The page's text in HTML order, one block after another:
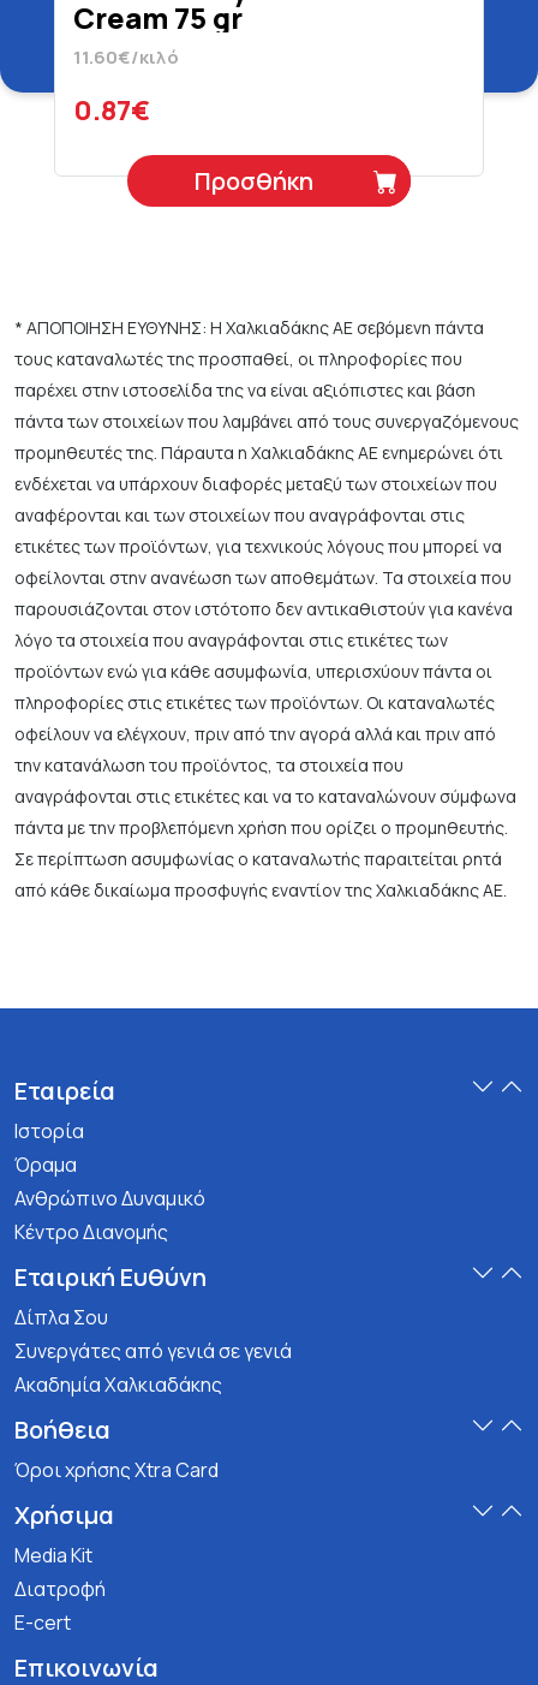
Cream 75 gr
11.60€/κιλό
0.87€
Προσθήκη
* ΑΠΟΠΟΙΗΣΗ ΕΥΘΥΝΗΣ: Η Χαλκιαδάκης ΑΕ σεβόμενη πάντα
τους καταναλωτές της προσπαθεί, οι πληροφορίες που
παρέχει στην ιστοσελίδα της να είναι αξιόπιστες και βάση
πάντα των στοιχείων που λαμβάνει από τους συνεργαζόμενους
προμηθευτές της. Πάραυτα η Χαλκιαδάκης ΑΕ ενημερώνει ότι
ενδέχεται να υπάρχουν διαφορές μεταξύ των στοιχείων που
αναφέρονται και των στοιχείων που αναγράφονται στις
ετικέτες των προϊόντων, για τεχνικούς λόγους που μπορεί να
οφείλονται στην ανανέωση των αποθεμάτων. Τα στοιχεία που
παρουσιάζονται στον ιστότοπο δεν αντικαθιστούν για κανένα
λόγο τα στοιχεία που αναγράφονται στις ετικέτες των
προϊόντων ενώ για κάθε ασυμφωνία, υπερισχύουν πάντα οι
πληροφορίες στις ετικέτες των προϊόντων. Οι καταναλωτές
οφείλουν να ελέγχουν, πριν από την αγορά αλλά και πριν από
την κατανάλωση του προϊόντος, τα στοιχεία που
αναγράφονται στις ετικέτες και να το καταναλώνουν σύμφωνα
πάντα με την προβλεπόμενη χρήση που ορίζει ο προμηθευτής.
Σε περίπτωση ασυμφωνίας ο καταναλωτής παραιτείται ρητά
από κάθε δικαίωμα προσφυγής εναντίον της Χαλκιαδάκης ΑΕ.
Εταιρεία
Ιστορία
Όραμα
Ανθρώπινο Δυναμικό
Κέντρο Διανομής
Εταιρική Ευθύνη
Δίπλα Σου
Συνεργάτες από γενιά σε γενιά
Ακαδημία Χαλκιαδάκης
Βοήθεια
Όροι χρήσης Xtra Card
Χρήσιμα
Media Kit
Διατροφή
E-cert
Επικοινωνία